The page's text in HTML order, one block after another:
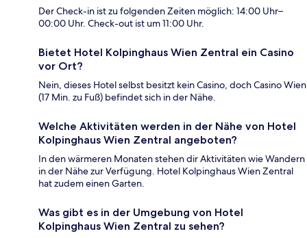
Der Check-in ist zu folgenden Zeiten möglich: 14:00 Uhr–
00:00 Uhr. Check-out ist um 11:00 Uhr.
Bietet Hotel Kolpinghaus Wien Zentral ein Casino
vor Ort?
Nein, dieses Hotel selbst besitzt kein Casino, doch Casino Wien
(17 Min. zu Fuß) befindet sich in der Nähe.
Welche Aktivitäten werden in der Nähe von Hotel
Kolpinghaus Wien Zentral angeboten?
In den wärmeren Monaten stehen dir Aktivitäten wie Wandern
in der Nähe zur Verfügung. Hotel Kolpinghaus Wien Zentral
hat zudem einen Garten.
Was gibt es in der Umgebung von Hotel
Kolpinghaus Wien Zentral zu sehen?